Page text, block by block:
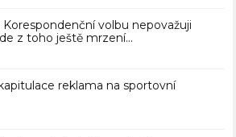
Korespondenční volbu nepovažuji
z toho ještě mrzení…
reklama na sportovní